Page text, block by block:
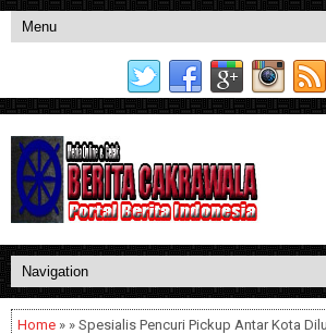
Home » » Spesialis Pencuri Pickup Antar Kota